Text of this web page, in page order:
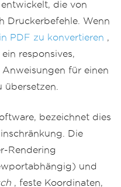
die von
Druckerbefehle. Wenn
PDF zu konvertieren ,
responsives,
für einen
bezeichnet dies
Die
Rendering
und
, feste Koordinaten,